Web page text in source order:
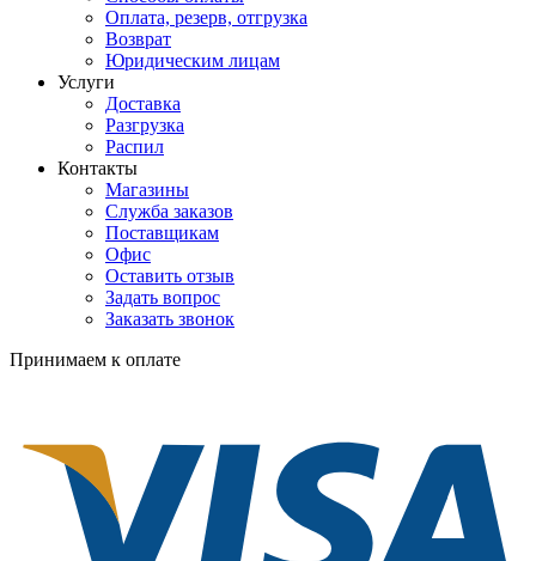
Оплата, резерв, отгрузка
Возврат
Юридическим лицам
Услуги
Доставка
Разгрузка
Распил
Контакты
Магазины
Служба заказов
Поставщикам
Офис
Оставить отзыв
Задать вопрос
Заказать звонок
Принимаем к оплате